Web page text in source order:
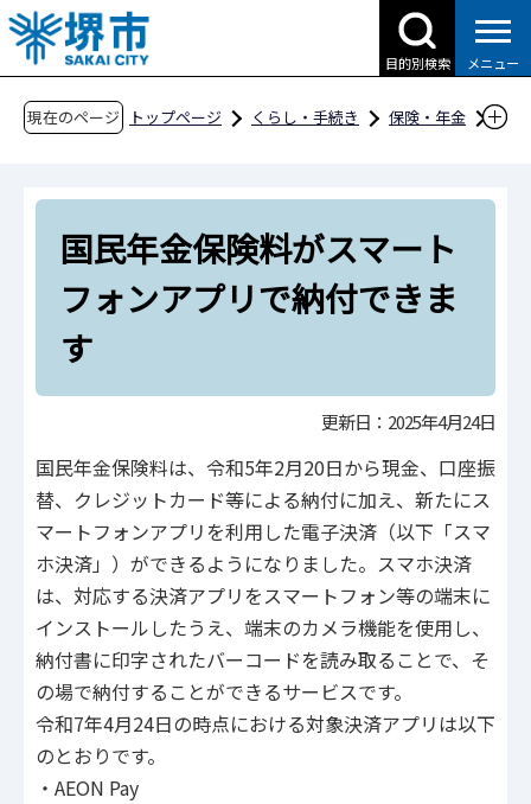
こ
の
ペ
目的別検索 メニュー
現在のページ トップページ くらし・手続き
保険・年金
国民年金保険料がスマートフォンアプリで納付
できます
国民年金保険料がスマート
フォンアプリで納付できま
す
更新日：2025年4月24日
国民年金保険料は、令和5年2月20日から現金、口座振
替、クレジットカード等による納付に加え、新たにス
マートフォンアプリを利用した電子決済（以下「スマ
ホ決済」）ができるようになりました。スマホ決済
は、対応する決済アプリをスマートフォン等の端末に
インストールしたうえ、端末のカメラ機能を使用し、
納付書に印字されたバーコードを読み取ることで、そ
の場で納付することができるサービスです。
令和7年4月24日の時点における対象決済アプリは以下
のとおりです。
・AEON Pay